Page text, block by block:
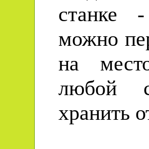
станке
можно
на
любой
хранить